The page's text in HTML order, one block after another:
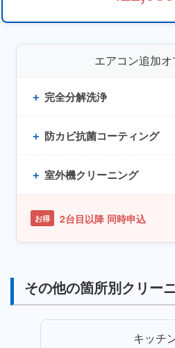
エアコン追加
＋ 完全分解洗浄
＋ 防カビ抗菌コーティング
＋ 室外機クリーニング
お得 2台目以降 同時申込
その他の箇所別クリー
キッチ